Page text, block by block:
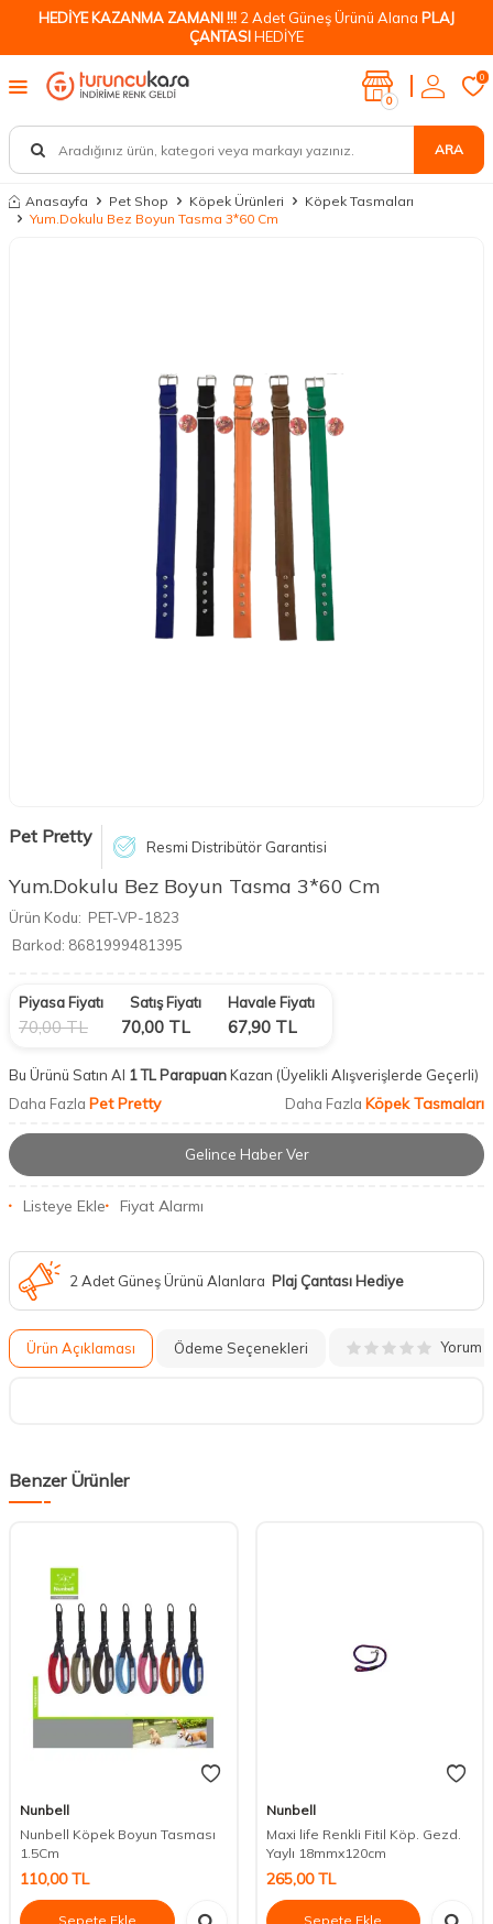
HEDİYE KAZANMA ZAMANI !!! 2 Adet Güneş Ürünü Alana PLAJ
ÇANTASIHEDİYE
ARA
0
0
Anasayfa Pet Shop Köpek Ürünleri
Köpek Tasmaları
Yum.Dokulu Bez Boyun Tasma 3*60 Cm
Pet Pretty Resmi Distribütör Garantisi
Yum.Dokulu Bez Boyun Tasma 3*60 Cm
Ürün Kodu: PET-VP-1823
Barkod: 8681999481395
Piyasa Fiyatı
70,00TL
Satış Fiyatı
70,00 TL
Havale Fiyatı
67,90 TL
Bu Ürünü Satın Al 1 TL ParapuanKazan (Üyelikli Alışverişlerde Geçerli)
Daha Fazla Pet Pretty Daha Fazla Köpek Tasmaları
Gelince Haber Ver
Listeye Ekle Fiyat Alarmı
2 Adet Güneş Ürünü Alanlara Plaj Çantası Hediye
Ürün Açıklaması Ödeme Seçenekleri Yorum
Benzer Ürünler
Nunbell
Nunbell Köpek Boyun Tasması
1.5Cm
110,00TL
Sepete Ekle
Nunbell
Maxi life Renkli Fitil Köp. Gezd.
Yaylı 18mmx120cm
265,00TL
Sepete Ekle